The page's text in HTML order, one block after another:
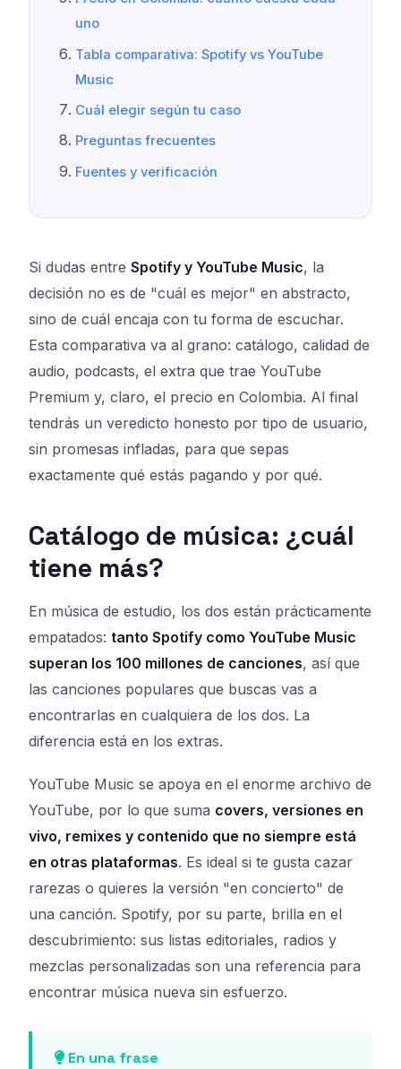
uno
Tabla comparativa: Spotify vs YouTube
Music
Cuál elegir según tu caso
Preguntas frecuentes
Fuentes y verificación
Si dudas entre Spotify y YouTube Music, la
decisión no es de "cuál es mejor" en abstracto,
sino de cuál encaja con tu forma de escuchar.
Esta comparativa va al grano: catálogo, calidad de
audio, podcasts, el extra que trae YouTube
Premium y, claro, el precio en Colombia. Al final
tendrás un veredicto honesto por tipo de usuario,
sin promesas infladas, para que sepas
exactamente qué estás pagando y por qué.
Catálogo de música: ¿cuál
tiene más?
En música de estudio, los dos están prácticamente
empatados: tanto Spotify como YouTube Music
superan los 100 millones de canciones, así que
las canciones populares que buscas vas a
encontrarlas en cualquiera de los dos. La
diferencia está en los extras.
YouTube Music se apoya en el enorme archivo de
YouTube, por lo que suma covers, versiones en
vivo, remixes y contenido que no siempre está
en otras plataformas. Es ideal si te gusta cazar
rarezas o quieres la versión "en concierto" de
una canción. Spotify, por su parte, brilla en el
descubrimiento: sus listas editoriales, radios y
mezclas personalizadas son una referencia para
encontrar música nueva sin esfuerzo.
En una frase